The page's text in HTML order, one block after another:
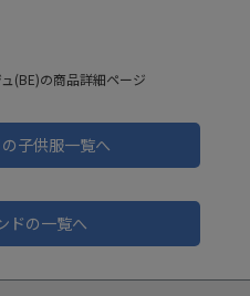
(BE)の商品詳細ページ
子供服一覧へ
ドの一覧へ